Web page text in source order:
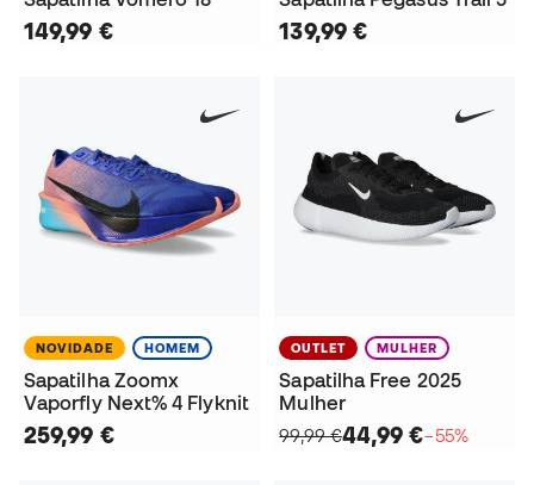
149,99 € 139,99 €
NOVIDADE HOMEM
Sapatilha Zoomx
Vaporfly Next% 4 Flyknit
259,99 €
OUTLET MULHER
Sapatilha Free 2025
Mulher
99,99 €44,99 €−55%